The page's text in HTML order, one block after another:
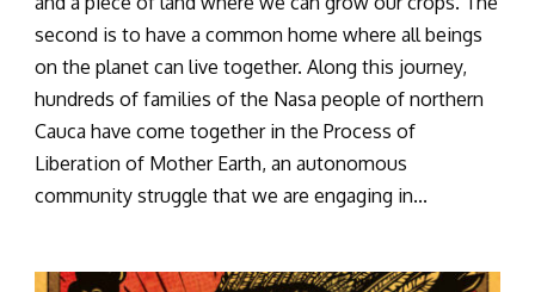
second is to have a common home where all beings
on the planet can live together. Along this journey,
hundreds of families of the Nasa people of northern
Cauca have come together in the Process of
Liberation of Mother Earth, an autonomous
community struggle that we are engaging in...